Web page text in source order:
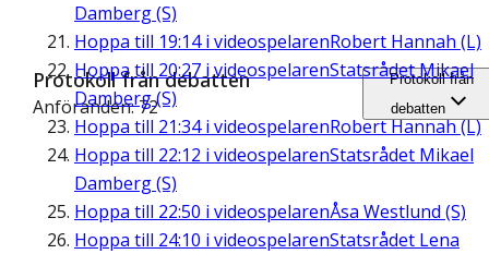
Damberg (S)
Hoppa till 19:14i videospelarenRobert Hannah (L)
Hoppa till 20:27 i videospelarenStatsrådet Mikael
Damberg (S)
Hoppa till 21:34i videospelarenRobert Hannah (L)
Hoppa till 22:12 i videospelarenStatsrådet Mikael
Damberg (S)
Hoppa till 22:50 i videospelarenÅsa Westlund (S)
Hoppa till 24:10 i videospelarenStatsrådet Lena
Protokoll från debatten
Anföranden: 72
Protokoll från
debatten